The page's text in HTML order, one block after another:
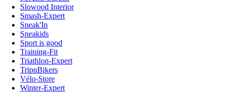
Slowood Interior
Smash-Expert
Sneak'In
Sneakids
Sport is good
Training-Fit
Triathlon-Expert
TripnBikers
Vélo-Store
Winter-Expert